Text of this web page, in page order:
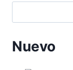
Nuevo